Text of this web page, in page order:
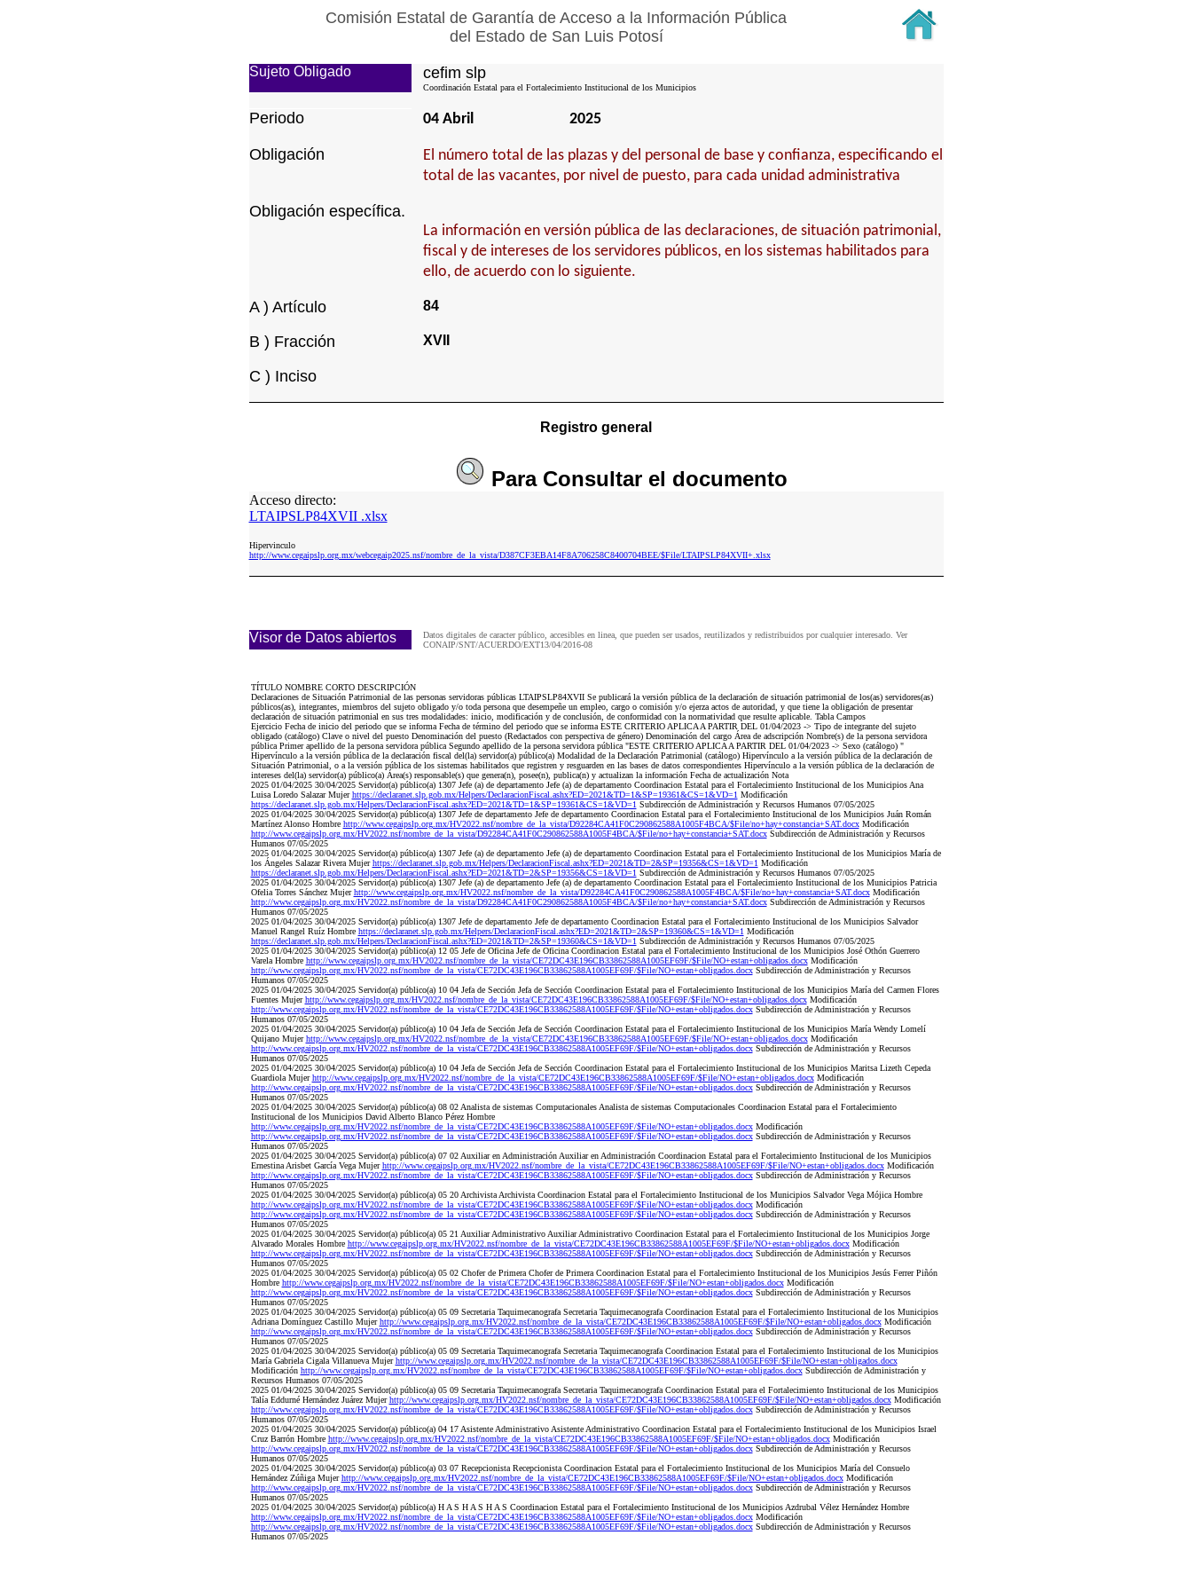
Comisión Estatal de Garantía de Acceso a la Información Pública
del Estado de San Luis Potosí
Sujeto Obligado cefim slp
Coordinación Estatal para el Fortalecimiento Institucional de los Municipios
Periodo 04 Abril 2025
Obligación
El número total de las plazas y del personal de base y confianza, especificando el
total de las vacantes, por nivel de puesto, para cada unidad administrativa
Obligación específica.
La información en versión pública de las declaraciones, de situación patrimonial,
fiscal y de intereses de los servidores públicos, en los sistemas habilitados para
ello, de acuerdo con lo siguiente.
A ) Artículo 84
B ) Fracción XVII
C ) Inciso
Registro general
Para Consultarel documento
Acceso directo:
LTAIPSLP84XVII .xlsx
Hipervinculo
http://www.cegaipslp.org.mx/webcegaip2025.nsf/nombre_de_la_vista/D387CF3EBA14F8A706258C8400704BEE/$File/LTAIPSLP84XVII+.xlsx
Visor de Datos abiertos
Datos digitales de caracter público, accesibles en linea, que pueden ser usados, reutilizados y redistribuidos por cualquier interesado. Ver
CONAIP/SNT/ACUERDO/EXT13/04/2016-08
TÍTULO NOMBRE CORTO DESCRIPCIÓN
Declaraciones de Situación Patrimonial de las personas servidoras públicas LTAIPSLP84XVII Se publicará la versión pública de la declaración de situación patrimonial de los(as) servidores(as)
públicos(as), integrantes, miembros del sujeto obligado y/o toda persona que desempeñe un empleo, cargo o comisión y/o ejerza actos de autoridad, y que tiene la obligación de presentar
declaración de situación patrimonial en sus tres modalidades: inicio, modificación y de conclusión, de conformidad con la normatividad que resulte aplicable. Tabla Campos
Ejercicio Fecha de inicio del periodo que se informa Fecha de término del periodo que se informa ESTE CRITERIO APLICA A PARTIR DEL 01/04/2023 -> Tipo de integrante del sujeto
obligado (catálogo) Clave o nivel del puesto Denominación del puesto (Redactados con perspectiva de género) Denominación del cargo Área de adscripción Nombre(s) de la persona servidora
pública Primer apellido de la persona servidora pública Segundo apellido de la persona servidora pública "ESTE CRITERIO APLICA A PARTIR DEL 01/04/2023 -> Sexo (catálogo) "
Hipervínculo a la versión pública de la declaración fiscal del(la) servidor(a) público(a) Modalidad de la Declaración Patrimonial (catálogo) Hipervínculo a la versión pública de la declaración de
Situación Patrimonial, o a la versión pública de los sistemas habilitados que registren y resguarden en las bases de datos correspondientes Hipervínculo a la versión pública de la declaración de
intereses del(la) servidor(a) público(a) Área(s) responsable(s) que genera(n), posee(n), publica(n) y actualizan la información Fecha de actualización Nota
2025 01/04/2025 30/04/2025 Servidor(a) público(a) 1307 Jefe (a) de departamento Jefe (a) de departamento Coordinacion Estatal para el Fortalecimiento Institucional de los Municipios Ana
Luisa Loredo Salazar Mujerhttps://declaranet.slp.gob.mx/Helpers/DeclaracionFiscal.ashx?ED=2021&TD=1&SP=19361&CS=1&VD=1 Modificación
https://declaranet.slp.gob.mx/Helpers/DeclaracionFiscal.ashx?ED=2021&TD=1&SP=19361&CS=1&VD=1 Subdirección de Administración y Recursos Humanos 07/05/2025
2025 01/04/2025 30/04/2025 Servidor(a) público(a) 1307 Jefe de departamento Jefe de departamento Coordinacion Estatal para el Fortalecimiento Institucional de los Municipios Juán Román
Martínez Alonso Hombre http://www.cegaipslp.org.mx/HV2022.nsf/nombre_de_la_vista/D92284CA41F0C290862588A1005F4BCA/$File/no+hay+constancia+SAT.docxModificación
http://www.cegaipslp.org.mx/HV2022.nsf/nombre_de_la_vista/D92284CA41F0C290862588A1005F4BCA/$File/no+hay+constancia+SAT.docxSubdirección de Administración y Recursos
Humanos 07/05/2025
2025 01/04/2025 30/04/2025 Servidor(a) público(a) 1307 Jefe (a) de departamento Jefe (a) de departamento Coordinacion Estatal para el Fortalecimiento Institucional de los Municipios María de
los Ángeles Salazar Rivera Mujerhttps://declaranet.slp.gob.mx/Helpers/DeclaracionFiscal.ashx?ED=2021&TD=2&SP=19356&CS=1&VD=1 Modificación
https://declaranet.slp.gob.mx/Helpers/DeclaracionFiscal.ashx?ED=2021&TD=2&SP=19356&CS=1&VD=1 Subdirección de Administración y Recursos Humanos 07/05/2025
2025 01/04/2025 30/04/2025 Servidor(a) público(a) 1307 Jefe (a) de departamento Jefe (a) de departamento Coordinacion Estatal para el Fortalecimiento Institucional de los Municipios Patricia
Ofelia Torres Sánchez Mujerhttp://www.cegaipslp.org.mx/HV2022.nsf/nombre_de_la_vista/D92284CA41F0C290862588A1005F4BCA/$File/no+hay+constancia+SAT.docxModificación
http://www.cegaipslp.org.mx/HV2022.nsf/nombre_de_la_vista/D92284CA41F0C290862588A1005F4BCA/$File/no+hay+constancia+SAT.docxSubdirección de Administración y Recursos
Humanos 07/05/2025
2025 01/04/2025 30/04/2025 Servidor(a) público(a) 1307 Jefe de departamento Jefe de departamento Coordinacion Estatal para el Fortalecimiento Institucional de los Municipios Salvador
Manuel Rangel Ruíz Hombre https://declaranet.slp.gob.mx/Helpers/DeclaracionFiscal.ashx?ED=2021&TD=2&SP=19360&CS=1&VD=1 Modificación
https://declaranet.slp.gob.mx/Helpers/DeclaracionFiscal.ashx?ED=2021&TD=2&SP=19360&CS=1&VD=1 Subdirección de Administración y Recursos Humanos 07/05/2025
2025 01/04/2025 30/04/2025 Servidor(a) público(a) 12 05 Jefe de Oficina Jefe de Oficina Coordinacion Estatal para el Fortalecimiento Institucional de los Municipios José Othón Guerrero
Varela Hombre http://www.cegaipslp.org.mx/HV2022.nsf/nombre_de_la_vista/CE72DC43E196CB33862588A1005EF69F/$File/NO+estan+obligados.docxModificación
http://www.cegaipslp.org.mx/HV2022.nsf/nombre_de_la_vista/CE72DC43E196CB33862588A1005EF69F/$File/NO+estan+obligados.docxSubdirección de Administración y Recursos
Humanos 07/05/2025
2025 01/04/2025 30/04/2025 Servidor(a) público(a) 10 04 Jefa de Sección Jefa de Sección Coordinacion Estatal para el Fortalecimiento Institucional de los Municipios María del Carmen Flores
Fuentes Mujerhttp://www.cegaipslp.org.mx/HV2022.nsf/nombre_de_la_vista/CE72DC43E196CB33862588A1005EF69F/$File/NO+estan+obligados.docxModificación
http://www.cegaipslp.org.mx/HV2022.nsf/nombre_de_la_vista/CE72DC43E196CB33862588A1005EF69F/$File/NO+estan+obligados.docxSubdirección de Administración y Recursos
Humanos 07/05/2025
2025 01/04/2025 30/04/2025 Servidor(a) público(a) 10 04 Jefa de Sección Jefa de Sección Coordinacion Estatal para el Fortalecimiento Institucional de los Municipios María Wendy Lomelí
Quijano Mujerhttp://www.cegaipslp.org.mx/HV2022.nsf/nombre_de_la_vista/CE72DC43E196CB33862588A1005EF69F/$File/NO+estan+obligados.docxModificación
http://www.cegaipslp.org.mx/HV2022.nsf/nombre_de_la_vista/CE72DC43E196CB33862588A1005EF69F/$File/NO+estan+obligados.docxSubdirección de Administración y Recursos
Humanos 07/05/2025
2025 01/04/2025 30/04/2025 Servidor(a) público(a) 10 04 Jefa de Sección Jefa de Sección Coordinacion Estatal para el Fortalecimiento Institucional de los Municipios Maritsa Lizeth Cepeda
Guardiola Mujerhttp://www.cegaipslp.org.mx/HV2022.nsf/nombre_de_la_vista/CE72DC43E196CB33862588A1005EF69F/$File/NO+estan+obligados.docxModificación
http://www.cegaipslp.org.mx/HV2022.nsf/nombre_de_la_vista/CE72DC43E196CB33862588A1005EF69F/$File/NO+estan+obligados.docxSubdirección de Administración y Recursos
Humanos 07/05/2025
2025 01/04/2025 30/04/2025 Servidor(a) público(a) 08 02 Analista de sistemas Computacionales Analista de sistemas Computacionales Coordinacion Estatal para el Fortalecimiento
Institucional de los Municipios David Alberto Blanco Pérez Hombre
http://www.cegaipslp.org.mx/HV2022.nsf/nombre_de_la_vista/CE72DC43E196CB33862588A1005EF69F/$File/NO+estan+obligados.docxModificación
http://www.cegaipslp.org.mx/HV2022.nsf/nombre_de_la_vista/CE72DC43E196CB33862588A1005EF69F/$File/NO+estan+obligados.docxSubdirección de Administración y Recursos
Humanos 07/05/2025
2025 01/04/2025 30/04/2025 Servidor(a) público(a) 07 02 Auxiliar en Administración Auxiliar en Administración Coordinacion Estatal para el Fortalecimiento Institucional de los Municipios
Ernestina Arisbet García Vega Mujerhttp://www.cegaipslp.org.mx/HV2022.nsf/nombre_de_la_vista/CE72DC43E196CB33862588A1005EF69F/$File/NO+estan+obligados.docxModificación
http://www.cegaipslp.org.mx/HV2022.nsf/nombre_de_la_vista/CE72DC43E196CB33862588A1005EF69F/$File/NO+estan+obligados.docxSubdirección de Administración y Recursos
Humanos 07/05/2025
2025 01/04/2025 30/04/2025 Servidor(a) público(a) 05 20 Archivista Archivista Coordinacion Estatal para el Fortalecimiento Institucional de los Municipios Salvador Vega Mójica Hombre
http://www.cegaipslp.org.mx/HV2022.nsf/nombre_de_la_vista/CE72DC43E196CB33862588A1005EF69F/$File/NO+estan+obligados.docxModificación
http://www.cegaipslp.org.mx/HV2022.nsf/nombre_de_la_vista/CE72DC43E196CB33862588A1005EF69F/$File/NO+estan+obligados.docxSubdirección de Administración y Recursos
Humanos 07/05/2025
2025 01/04/2025 30/04/2025 Servidor(a) público(a) 05 21 Auxiliar Administrativo Auxiliar Administrativo Coordinacion Estatal para el Fortalecimiento Institucional de los Municipios Jorge
Alvarado Morales Hombre http://www.cegaipslp.org.mx/HV2022.nsf/nombre_de_la_vista/CE72DC43E196CB33862588A1005EF69F/$File/NO+estan+obligados.docxModificación
http://www.cegaipslp.org.mx/HV2022.nsf/nombre_de_la_vista/CE72DC43E196CB33862588A1005EF69F/$File/NO+estan+obligados.docxSubdirección de Administración y Recursos
Humanos 07/05/2025
2025 01/04/2025 30/04/2025 Servidor(a) público(a) 05 02 Chofer de Primera Chofer de Primera Coordinacion Estatal para el Fortalecimiento Institucional de los Municipios Jesús Ferrer Piñón
Hombre http://www.cegaipslp.org.mx/HV2022.nsf/nombre_de_la_vista/CE72DC43E196CB33862588A1005EF69F/$File/NO+estan+obligados.docxModificación
http://www.cegaipslp.org.mx/HV2022.nsf/nombre_de_la_vista/CE72DC43E196CB33862588A1005EF69F/$File/NO+estan+obligados.docxSubdirección de Administración y Recursos
Humanos 07/05/2025
2025 01/04/2025 30/04/2025 Servidor(a) público(a) 05 09 Secretaria Taquimecanografa Secretaria Taquimecanografa Coordinacion Estatal para el Fortalecimiento Institucional de los Municipios
Adriana Domínguez Castillo Mujerhttp://www.cegaipslp.org.mx/HV2022.nsf/nombre_de_la_vista/CE72DC43E196CB33862588A1005EF69F/$File/NO+estan+obligados.docxModificación
http://www.cegaipslp.org.mx/HV2022.nsf/nombre_de_la_vista/CE72DC43E196CB33862588A1005EF69F/$File/NO+estan+obligados.docxSubdirección de Administración y Recursos
Humanos 07/05/2025
2025 01/04/2025 30/04/2025 Servidor(a) público(a) 05 09 Secretaria Taquimecanografa Secretaria Taquimecanografa Coordinacion Estatal para el Fortalecimiento Institucional de los Municipios
María Gabriela Cigala Villanueva Mujerhttp://www.cegaipslp.org.mx/HV2022.nsf/nombre_de_la_vista/CE72DC43E196CB33862588A1005EF69F/$File/NO+estan+obligados.docx
Modificación http://www.cegaipslp.org.mx/HV2022.nsf/nombre_de_la_vista/CE72DC43E196CB33862588A1005EF69F/$File/NO+estan+obligados.docxSubdirección de Administración y
Recursos Humanos 07/05/2025
2025 01/04/2025 30/04/2025 Servidor(a) público(a) 05 09 Secretaria Taquimecanografa Secretaria Taquimecanografa Coordinacion Estatal para el Fortalecimiento Institucional de los Municipios
Talía Eddurné Hernández Juárez Mujerhttp://www.cegaipslp.org.mx/HV2022.nsf/nombre_de_la_vista/CE72DC43E196CB33862588A1005EF69F/$File/NO+estan+obligados.docxModificación
http://www.cegaipslp.org.mx/HV2022.nsf/nombre_de_la_vista/CE72DC43E196CB33862588A1005EF69F/$File/NO+estan+obligados.docxSubdirección de Administración y Recursos
Humanos 07/05/2025
2025 01/04/2025 30/04/2025 Servidor(a) público(a) 04 17 Asistente Administrativo Asistente Administrativo Coordinacion Estatal para el Fortalecimiento Institucional de los Municipios Israel
Cruz Barrón Hombre http://www.cegaipslp.org.mx/HV2022.nsf/nombre_de_la_vista/CE72DC43E196CB33862588A1005EF69F/$File/NO+estan+obligados.docxModificación
http://www.cegaipslp.org.mx/HV2022.nsf/nombre_de_la_vista/CE72DC43E196CB33862588A1005EF69F/$File/NO+estan+obligados.docxSubdirección de Administración y Recursos
Humanos 07/05/2025
2025 01/04/2025 30/04/2025 Servidor(a) público(a) 03 07 Recepcionista Recepcionista Coordinacion Estatal para el Fortalecimiento Institucional de los Municipios María del Consuelo
Hernández Zúñiga Mujerhttp://www.cegaipslp.org.mx/HV2022.nsf/nombre_de_la_vista/CE72DC43E196CB33862588A1005EF69F/$File/NO+estan+obligados.docxModificación
http://www.cegaipslp.org.mx/HV2022.nsf/nombre_de_la_vista/CE72DC43E196CB33862588A1005EF69F/$File/NO+estan+obligados.docxSubdirección de Administración y Recursos
Humanos 07/05/2025
2025 01/04/2025 30/04/2025 Servidor(a) público(a) H A S H A S H A S Coordinacion Estatal para el Fortalecimiento Institucional de los Municipios Azdrubal Vélez Hernández Hombre
http://www.cegaipslp.org.mx/HV2022.nsf/nombre_de_la_vista/CE72DC43E196CB33862588A1005EF69F/$File/NO+estan+obligados.docxModificación
http://www.cegaipslp.org.mx/HV2022.nsf/nombre_de_la_vista/CE72DC43E196CB33862588A1005EF69F/$File/NO+estan+obligados.docxSubdirección de Administración y Recursos
Humanos 07/05/2025